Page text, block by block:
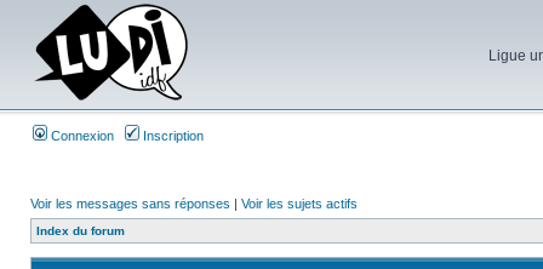
Ligue
Connexion Inscription
Voir les messages sans réponses | Voir les sujets actifs
Index du forum